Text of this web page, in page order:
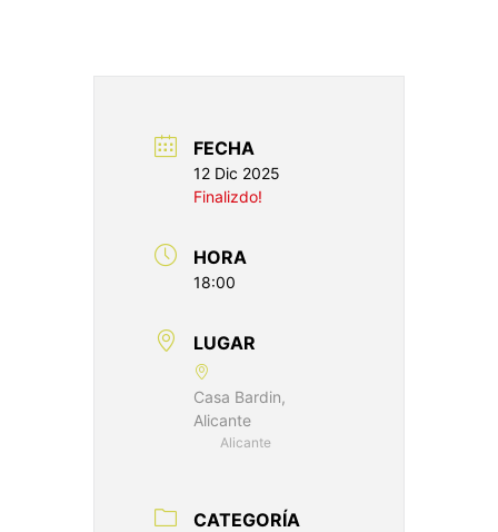
FECHA
12 Dic 2025
Finalizdo!
HORA
18:00
LUGAR
Casa Bardin,
Alicante
Alicante
CATEGORÍA